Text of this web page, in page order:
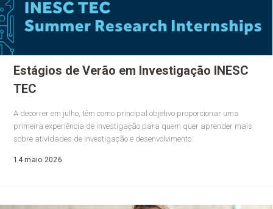
Estágios de Verão em Investigação INESC
TEC
A decorrer em julho, têm como principal objetivo proporcionar uma
primeira experiência de investigação para quem quer aprender mais
sobre atividades de investigação e desenvolvimento.
14 maio 2026